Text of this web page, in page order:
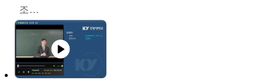
조효선